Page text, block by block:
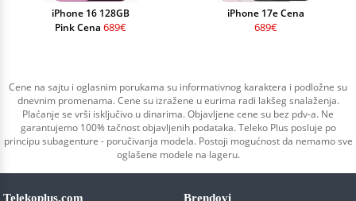
iPhone 16 128GB
Pink Cena 689€
iPhone 17e Cena
689€
Cene na sajtu i oglasnim porukama su informativnog karaktera i podložne su
dnevnim promenama. Cene su izražene u eurima radi lakšeg snalaženja.
Plaćanje se vrši isključivo u dinarima. Objavljene cene su bez pdv-a. Ne
garantujemo 100% tačnost objavljenih podataka. Teleko Plus posluje po
principu subagenture - poručivanja modela. Postoji mogućnost da nemamo sve
oglašene modele na lageru.
Telekoplus.com Brendovi